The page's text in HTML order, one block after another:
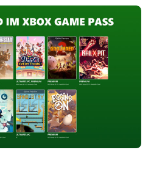
d
i
e
W
e
l
t